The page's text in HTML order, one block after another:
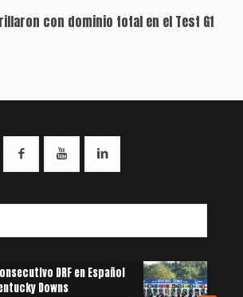
con dominio total en el Test G1
DRF en Español
Downs